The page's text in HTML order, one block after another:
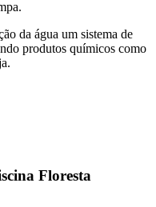
da água um sistema de
produtos químicos como
Floresta